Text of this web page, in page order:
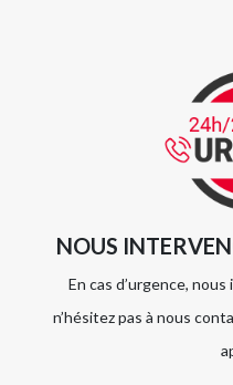
NOUS
En cas d’urgence,
n’hésitez pas à nous